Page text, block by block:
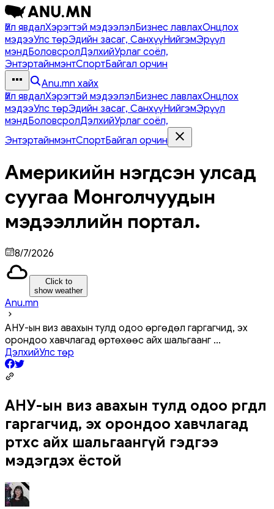
Үйл явдалХэрэгтэй мэдээлэлБизнес лавлахОнцлох
мэдээУлс төрЭдийн засаг, СанхүүНийгэмЭрүүл
мэндБоловсролДэлхийУрлаг соёл,
ЭнтэртайнмэнтСпортБайгал орчин
Anu.mn хайх
Үйл явдалХэрэгтэй мэдээлэлБизнес лавлахОнцлох
мэдээУлс төрЭдийн засаг, СанхүүНийгэмЭрүүл
мэндБоловсролДэлхийУрлаг соёл,
ЭнтэртайнмэнтСпортБайгал орчин
Америкийн нэгдсэн улсад
суугаа Монголчуудын
мэдээллийн портал.
8/7/2026
Click to
show weather
Anu.mn
АНУ-ын виз авахын тулд одоо өргөдөл гаргагчид, эх
орондоо хавчлагад өртөхөөс айх шальгаанг ...
ДэлхийУлс төр
АНУ-ын виз авахын тулд одоо өргөдөл
гаргагчид, эх орондоо хавчлагад
өртөхөөс айх шальгаангүй гэдгээ
мэдэгдэх ёстой